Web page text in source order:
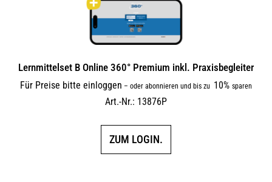
Lernmittelset B Online 360° Premium inkl. Praxisbegleiter
Für Preise bitte einloggen – oder abonnieren und bis zu 10% sparen
Art.-Nr.: 13876P
ZUM LOGIN.